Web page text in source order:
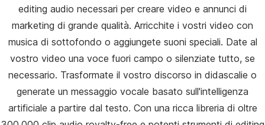
editing audio necessari per creare video e annunci di
marketing di grande qualità. Arricchite i vostri video con
musica di sottofondo o aggiungete suoni speciali. Date al
vostro video una voce fuori campo o silenziate tutto, se
necessario. Trasformate il vostro discorso in didascalie o
generate un messaggio vocale basato sull'intelligenza
artificiale a partire dal testo. Con una ricca libreria di oltre